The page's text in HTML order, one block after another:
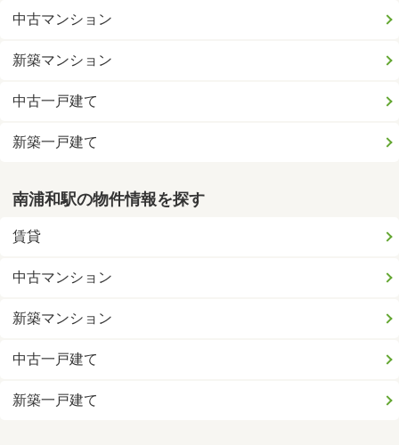
中古マンション
新築マンション
中古一戸建て
新築一戸建て
南浦和駅の物件情報を探す
賃貸
中古マンション
新築マンション
中古一戸建て
新築一戸建て